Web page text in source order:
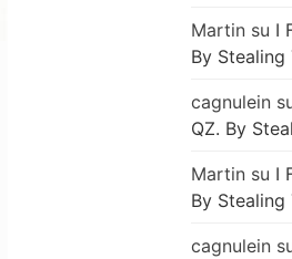
Martin su I
By Stealing
cagnulein
QZ. By
Martin su I
By Stealing
cagnulein